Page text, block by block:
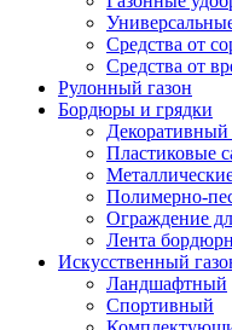
Средства от
Средства от
Рулонный газон
Бордюры и грядки
Пластиковые
Полимерно-
Ограждение
Лента
Искусственный
Ландшафтный
Спортивный